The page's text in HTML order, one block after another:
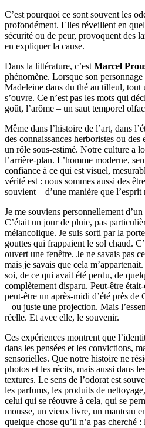
C’est pourquoi ce sont souvent les
profondément. Elles réveillent en
sécurité ou de peur, provoquent des
en expliquer la cause.
Dans la littérature, c’est Marcel
phénomène. Lorsque son
Madeleine dans du thé au tilleul, tout
s’ouvre. Ce n’est pas les mots qui
goût, l’arôme – un saut temporel
Même dans l’histoire de l’art, dans
des connaissances herboristes ou
un rôle sous-estimé. Notre culture a
l’arrière-plan. L’homme moderne,
confiance à ce qui est visuel,
vérité est : nous sommes aussi des
souvient – d’une manière que
Je me souviens personnellement
C’était un jour de pluie, pas
mélancolique. Je suis sorti par la
gouttes qui frappaient le sol chaud.
ouvert une fenêtre. Je ne savais pas
mais je savais que cela
soi, de ce qui avait été perdu, de
complètement disparu. Peut-être
peut-être un après-midi d’été près
– ou juste une projection. Mais
réelle. Et avec elle, le souvenir.
Ces expériences montrent que
dans les pensées et les convictions,
sensorielles. Que notre histoire ne
photos et les récits, mais aussi dans
textures. Le sens de l’odorat est
les parfums, les produits de
celui qui se réouvre à cela, qui se
mousse, un vieux livre, un manteau
quelque chose qu’il n’a pas cherché :